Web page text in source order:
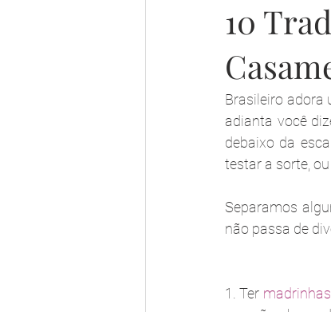
10
Brasileiro adora
adianta você
debaixo da
testar a sorte, ou
Separamos
não passa de
1. Ter madrinhas